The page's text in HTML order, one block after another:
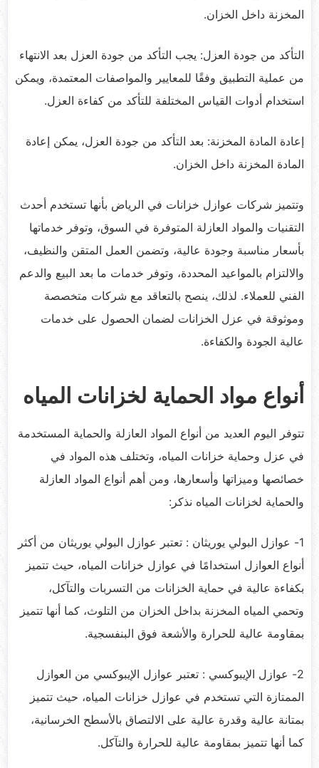
المخزنة داخل الخزان.
التأكد من جودة العزل: يجب التأكد من جودة العزل بعد الانتهاء
من عملية التطبيق وفقًا للمعايير والمواصفات المعتمدة، ويمكن
استخدام أدوات القياس المختلفة للتأكد من كفاءة العزل.
إعادة المادة المخزنة: بعد التأكد من جودة العزل، يمكن إعادة
المادة المخزنة داخل الخزان.
وتتميز شركات عوازل خزانات في الرياض بأنها تستخدم أحدث
التقنيات والمواد العازلة المتوفرة في السوق، وتوفر خدماتها
بأسعار مناسبة وجودة عالية، وتضمن العمل المتقن والنظيف،
والالتزام بالمواعيد المحددة، وتوفر خدمات ما بعد البيع والدعم
الفني للعملاء. لذلك، ينصح بالتعاقد مع شركات متخصصة
وموثوقة في عزل الخزانات لضمان الحصول على خدمات
عالية الجودة والكفاءة.
أنواع مواد الحماية لخزانات المياه
تتوفر اليوم العديد من أنواع المواد العازلة والحماية المستخدمة
في عزل وحماية خزانات المياه، وتختلف هذه المواد في
خصائصها وميزاتها وأسعارها، ومن أهم أنواع المواد العازلة
والحماية لخزانات المياه نذكر:
1- عوازل البولي يوريثان : تعتبر عوازل البولي يوريثان من أكثر
أنواع العوازل استخدامًا في عوازل خزانات المياه، حيث تتميز
بكفاءة عالية في حماية الخزانات من التسربات والتآكل،
وتحمي المياه المخزنة بداخل الخزان من التلوث، كما أنها تتميز
بمقاومة عالية للحرارة والأشعة فوق البنفسجية.
2- عوازل الإيبوكسي : تعتبر عوازل الإيبوكسي من العوازل
الممتازة التي تستخدم في عوازل خزانات المياه، حيث تتميز
بمتانة عالية وقدرة عالية على الالتصاق بالأسطح الخرسانية،
كما أنها تتميز بمقاومة عالية للحرارة والتآكل.